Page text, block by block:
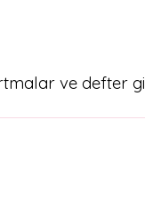
ve defter